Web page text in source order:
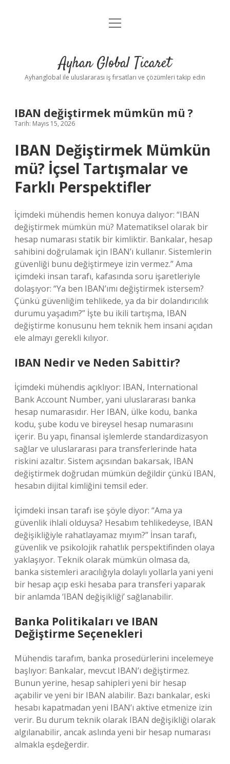
Anasayfa
Yasal Uyarı
menüyü
Ayhan Global Ticaret
Ayhanglobal ile uluslararası iş fırsatları ve çözümleri takip edin
IBAN değiştirmek mümkün mü ?
Tarih: Mayıs 15, 2026
IBAN Değiştirmek Mümkün
mü? İçsel Tartışmalar ve
Farklı Perspektifler
İçimdeki mühendis hemen konuya dalıyor: “IBAN
değiştirmek mümkün mü? Matematiksel olarak bir
hesap numarası statik bir kimliktir. Bankalar, hesap
sahibini doğrulamak için IBAN’ı kullanır. Sistemlerin
güvenliği bunu değiştirmeye izin vermez.” Ama
içimdeki insan tarafı, kafasında soru işaretleriyle
dolaşıyor: “Ya ben IBAN’ımı değiştirmek istersem?
Çünkü güvenliğim tehlikede, ya da bir dolandırıcılık
durumu yaşadım?” İşte bu ikili tartışma, IBAN
değiştirme konusunu hem teknik hem insani açıdan
ele almayı gerekli kılıyor.
IBAN Nedir ve Neden Sabittir?
İçimdeki mühendis açıklıyor: IBAN, International
Bank Account Number, yani uluslararası banka
hesap numarasıdır. Her IBAN, ülke kodu, banka
kodu, şube kodu ve bireysel hesap numarasını
içerir. Bu yapı, finansal işlemlerde standardizasyon
sağlar ve uluslararası para transferlerinde hata
riskini azaltır. Sistem açısından bakarsak, IBAN
değiştirmek doğrudan mümkün değildir çünkü IBAN,
hesabın dijital kimliğini temsil eder.
İçimdeki insan tarafı ise şöyle diyor: “Ama ya
güvenlik ihlali olduysa? Hesabım tehlikedeyse, IBAN
değişikliğiyle rahatlayamaz mıyım?” İnsan tarafı,
güvenlik ve psikolojik rahatlık perspektifinden olaya
yaklaşıyor. Teknik olarak mümkün olmasa da,
banka sistemleri aracılığıyla dolaylı yollarla yani yeni
bir hesap açıp eski hesaba para transferi yaparak
bir anlamda ‘IBAN değişikliği’ sağlanabilir.
Banka Politikaları ve IBAN
Değiştirme Seçenekleri
Mühendis tarafım, banka prosedürlerini incelemeye
başlıyor: Bankalar, mevcut IBAN’ı değiştirmez.
Bunun yerine, hesap sahipleri yeni bir hesap
açabilir ve yeni bir IBAN alabilir. Bazı bankalar, eski
hesabı kapatmadan yeni IBAN’ı aktive etmenize izin
verir. Bu durum teknik olarak IBAN değişikliği olarak
algılanabilir, ancak aslında yeni bir hesap numarası
almakla eşdeğerdir.